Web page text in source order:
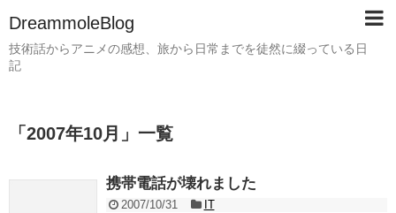
DreammoleBlog
技術話からアニメの感想、旅から日常までを徒然に綴っている日
記
「 2007年10月 」 一覧
携帯電話が壊れました
2007/10/31
IT